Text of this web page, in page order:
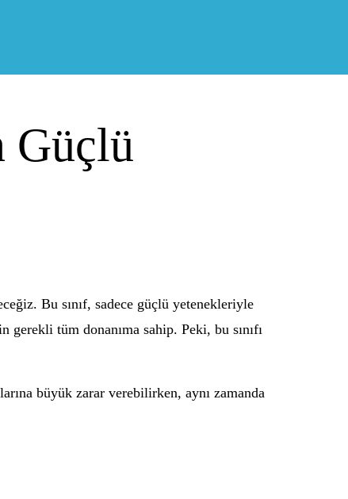
Güçlü
Bu sınıf, sadece güçlü yetenekleriyle
gerekli tüm donanıma sahip. Peki, bu sınıfı
büyük zarar verebilirken, aynı zamanda